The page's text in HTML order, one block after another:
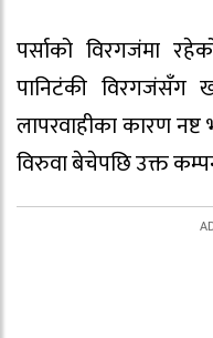
पर्साको विरगजंमा
पानिटंकी विरगजंसँग
लापरवाहीका कारण
विरुवा बेचेपछि उक्त